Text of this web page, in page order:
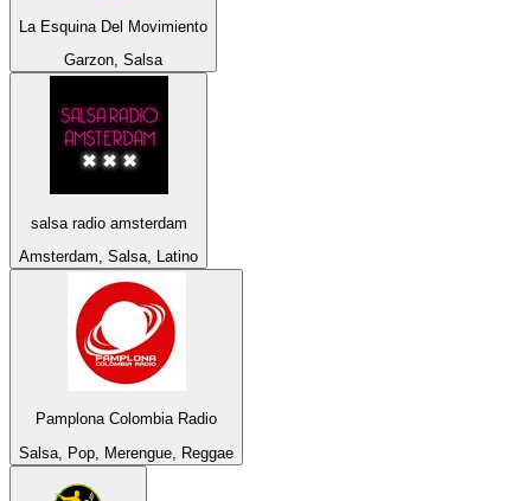
La Esquina Del Movimiento
Garzon, Salsa
salsa radio amsterdam
Amsterdam, Salsa, Latino
Pamplona Colombia Radio
Salsa, Pop, Merengue, Reggae